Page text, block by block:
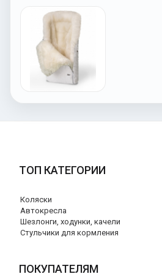
ТОП КАТЕГОРИИ
Коляски
Автокресла
Шезлонги, ходунки, качели
Стульчики для кормления
ПОКУПАТЕЛЯМ